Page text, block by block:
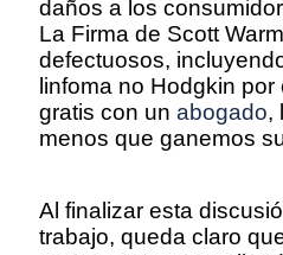
daños a los
La Firma de Scott
defectuosos,
linfoma no Hodgkin
gratis con un abogado,
menos que ganemos
Al finalizar esta
trabajo, queda claro